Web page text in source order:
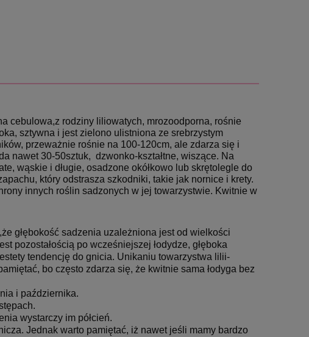
cebulowa,z rodziny liliowatych, mrozoodporna, rośnie
sztywna i jest zielono ulistniona ze srebrzystym
przeważnie rośnie na 100-120cm, ale zdarza się i
nawet 30-50sztuk, dzwonko-kształtne, wiszące. Na
wąskie i długie, osadzone okółkowo lub skrętolegle do
który odstrasza szkodniki, takie jak nornice i krety.
innych roślin sadzonych w jej towarzystwie. Kwitnie w
głębokość sadzenia uzależniona jest od wielkości
pozostałością po wcześniejszej łodydze, głęboka
tendencję do gnicia. Unikaniu towarzystwa lilii-
bo często zdarza się, że kwitnie sama łodyga bez
i października.
wystarczy im półcień.
Jednak warto pamiętać, iż nawet jeśli mamy bardzo